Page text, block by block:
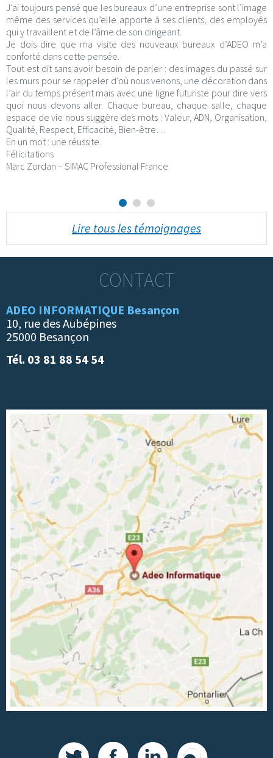
J’ai toujours pensé que les bureaux d’une entreprise sont l’image
même des services qu’elle apporte à ses clients, des employés
qui y travaillent et de l’âme de son dirigeant.
Je dois dire que ma visite des nouveaux bureaux d’ADEO m’a
conforté dans cette pensée.
Tout est dit sans avoir besoin de parler : des images du passé sur
les murs pour se rappeler d’où nous venons, une décoration dans
l’air du temps présent mais avec une ligne futuriste pour dire vers
quoi nous devons aller. Chaque bureau, chaque salle, chaque
espace de vie nous suggère des mots : Valeur, ADN, Organisation,
Qualité, Respect, Efficacité, Bien-être…
En un mot : une réussite.
Félicitations
Marc Zordan – SIMAC Professional France
Lire tous les témoignages
CONTACT
ADEO INFORMATIQUE Besançon
10, rue des Aubépines
25000 Besançon
Tél. 03 81 88 54 54